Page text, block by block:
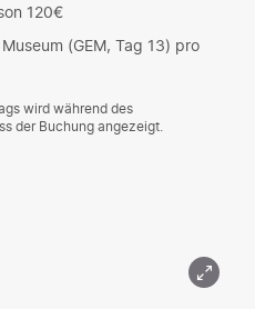
120€
(GEM, Tag 13) pro
wird während des
der Buchung angezeigt.